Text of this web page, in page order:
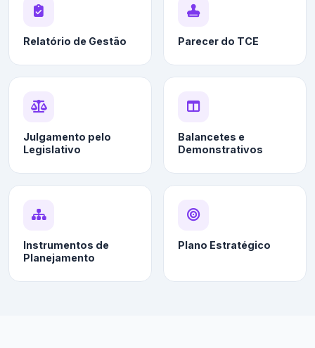
Relatório de Gestão Parecer do TCE
Julgamento pelo
Legislativo
Balancetes e
Demonstrativos
Instrumentos de
Planejamento
Plano Estratégico